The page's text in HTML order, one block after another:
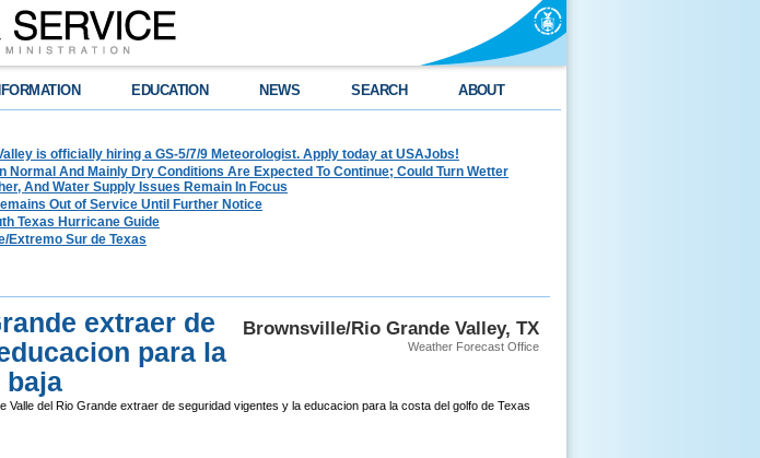
EDUCATION NEWS SEARCH ABOUT
is officially hiring a GS-5/7/9 Meteorologist. Apply today at USAJobs!
Normal And Mainly Dry Conditions Are Expected To Continue; Could Turn Wetter
And Water Supply Issues Remain In Focus
Out of Service Until Further Notice
Texas Hurricane Guide
Extremo Sur de Texas
Brownsville/Rio Grande Valley, TX
Weather Forecast Office
extraer de
para la
baja
Valle del Rio Grande extraer de seguridad vigentes y la educacion para la costa del golfo de Texas